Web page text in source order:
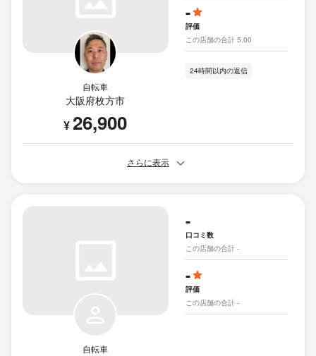
自転車
大阪府枚方市
¥26,900
-
評価
この店舗の合計 5.00
24時間以内の返信
さらに表示
自転車
-
口コミ数
この店舗の合計 -
-
評価
この店舗の合計 -